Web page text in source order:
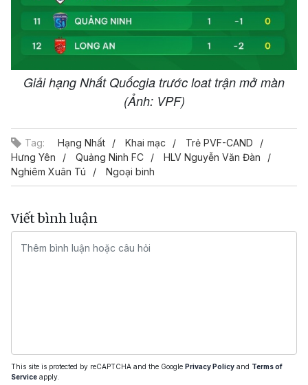
Giải hạng Nhất Quốcgia trước loat trận mở màn
(Ảnh: VPF)
Tag: Hạng Nhất Khai mạc
Trẻ PVF-CAND
Hưng Yên
Quảng Ninh FC
HLV Nguyễn Văn Đàn
Nghiêm Xuân Tú
Ngoại binh
Viết bình luận
This site is protected by reCAPTCHA and the Google Privacy Policy and Terms of
Service apply.